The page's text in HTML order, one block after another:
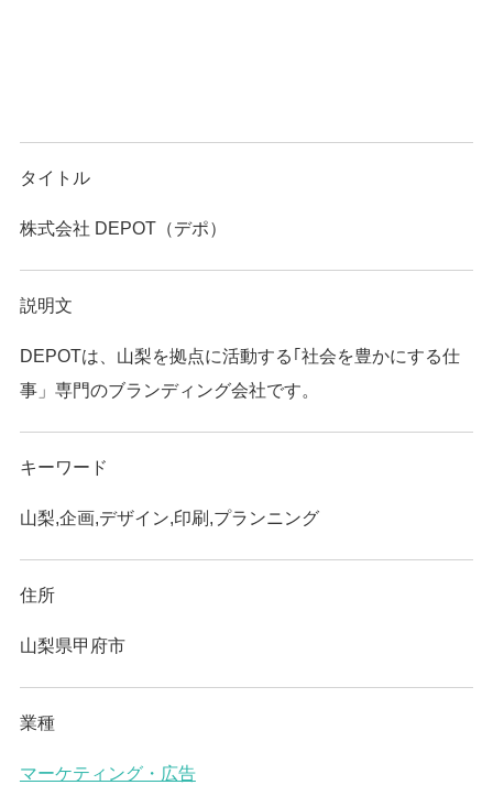
タイトル
株式会社 DEPOT（デポ）
説明文
DEPOTは、山梨を拠点に活動する｢社会を豊かにする仕
事」専門のブランディング会社です。
キーワード
山梨,企画,デザイン,印刷,プランニング
住所
山梨県甲府市
業種
マーケティング・広告